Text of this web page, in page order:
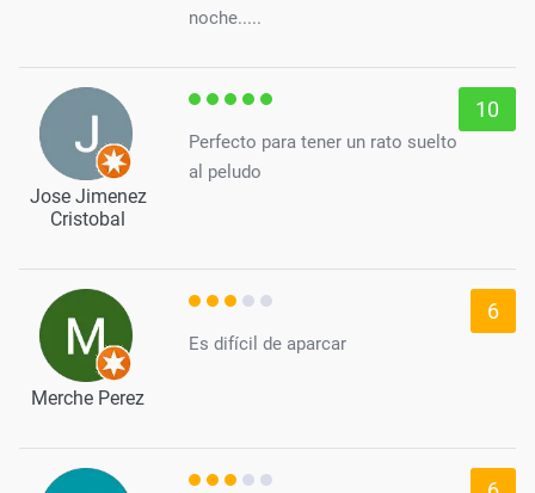
noche.....
Jose Jimenez
Cristobal
10
Perfecto para tener un rato suelto
al peludo
Merche Perez
6
Es difícil de aparcar